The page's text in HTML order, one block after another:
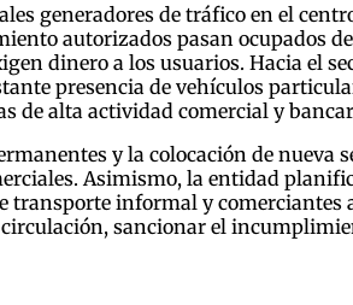
generadores de tráfico en el
autorizados pasan ocupados
dinero a los usuarios. Hacia el
presencia de vehículos
de alta actividad comercial y
y la colocación de nueva
Asimismo, la entidad
transporte informal y comerciantes
sancionar el